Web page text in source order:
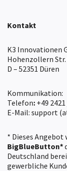
Kontakt
K3 Innovationen
Hohenzollern Str.
D – 52351 Düren
Kommunikation:
Telefon: +49
E-Mail: support
* Dieses Angebot
BigBlueButton*
Deutschland
gewerbliche